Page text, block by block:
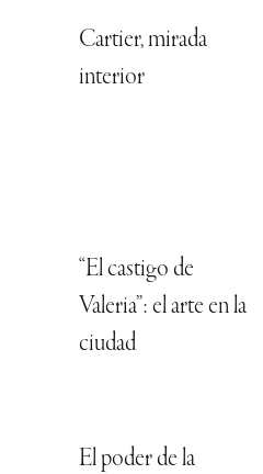
Cartier, mirada
interior
“El castigo de
Valeria”: el arte en la
ciudad
El poder de la